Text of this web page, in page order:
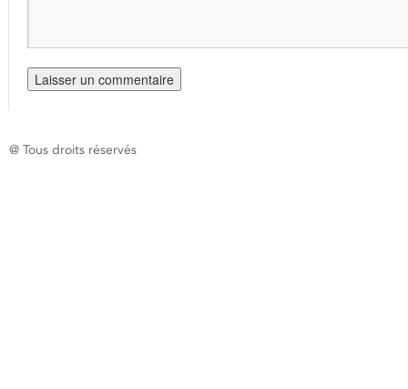
@ Tous droits réservés